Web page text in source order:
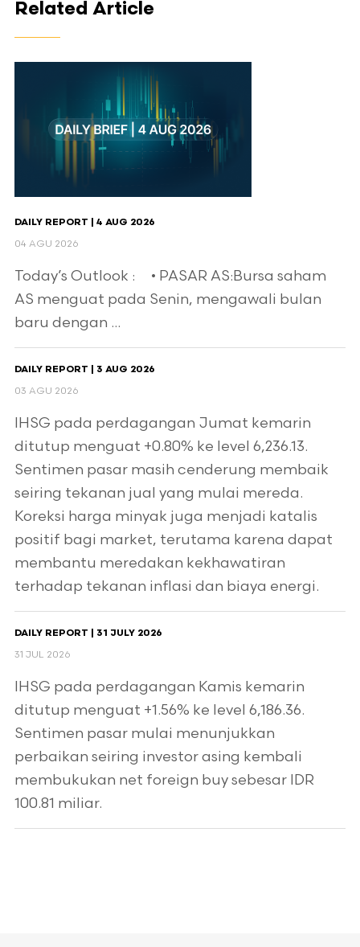
Related Article
DAILY REPORT | 4 AUG 2026
04 AGU 2026
Today’s Outlook : • PASAR AS:Bursa saham
AS menguat pada Senin, mengawali bulan
baru dengan ...
DAILY REPORT | 3 AUG 2026
03 AGU 2026
IHSG pada perdagangan Jumat kemarin
ditutup menguat +0.80% ke level 6,236.13.
Sentimen pasar masih cenderung membaik
seiring tekanan jual yang mulai mereda.
Koreksi harga minyak juga menjadi katalis
positif bagi market, terutama karena dapat
membantu meredakan kekhawatiran
terhadap tekanan inflasi dan biaya energi.
DAILY REPORT | 31 JULY 2026
31 JUL 2026
IHSG pada perdagangan Kamis kemarin
ditutup menguat +1.56% ke level 6,186.36.
Sentimen pasar mulai menunjukkan
perbaikan seiring investor asing kembali
membukukan net foreign buy sebesar IDR
100.81 miliar.